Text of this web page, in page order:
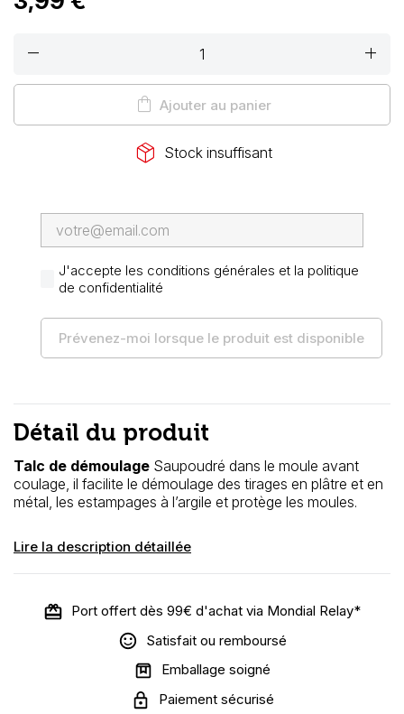
remove add
shopping_bag Ajouter au panier
package_2 Stock insuffisant
J'accepte les conditions générales et la politique
de confidentialité
Prévenez-moi lorsque le produit est disponible
Détail du produit
Talc de démoulage Saupoudré dans le moule avant
coulage, il facilite le démoulage des tirages en plâtre et en
métal, les estampages à l’argile et protège les moules.
Lire la description détaillée
Port offert dès 99€ d'achat via Mondial Relay*
Satisfait ou remboursé
Emballage soigné
Paiement sécurisé